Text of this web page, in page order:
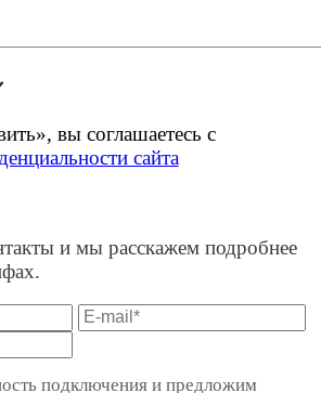
вы соглашаетесь с
сайта.
мы перезвоним вам в
вы соглашаетесь с
сайта.